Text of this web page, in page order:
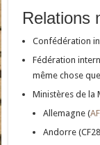
Relations
Confédération
Fédération
même chose
Ministères de la
Allemagne (AF
Andorre